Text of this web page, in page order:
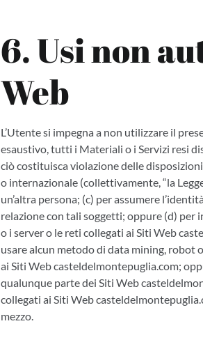
6. Usi non
Web
L’Utente si impegna a non utilizzare il
esaustivo, tutti i Materiali o i Servizi resi
ciò costituisca violazione delle
o internazionale (collettivamente, “la
un’altra persona; (c) per assumere
relazione con tali soggetti; oppure (d)
o i server o le reti collegati ai Siti Web
usare alcun metodo di data mining, robot
ai Siti Web casteldelmontepuglia.com;
qualunque parte dei Siti Web
collegati ai Siti Web
mezzo.